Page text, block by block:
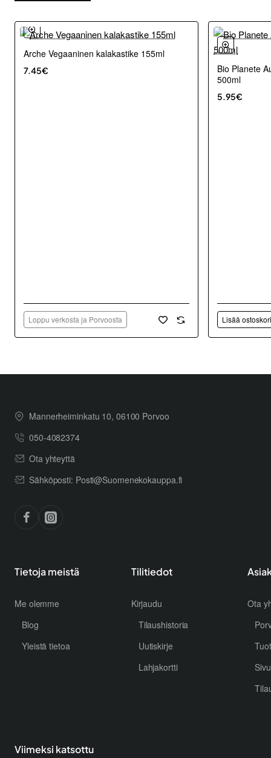
Arche Vegaaninen kalakastike 155ml
7.45€
Loppu verkosta ja Porvoosta
Bio Planete
500ml
5.95€
Lisää
Mannerheiminkatu 10, 06100 Porvoo
050-4082374
Ota yhteyttä
Sähköposti: Posti@Suomenekokauppa.fi
Tietoja meistä
Me olemme
Blog
Yleistä tietoa
Tilitiedot
Kirjaudu
Tilaushistoria
Uutiskirje
Lahjakortti
Ota
Viimeksi katsottu